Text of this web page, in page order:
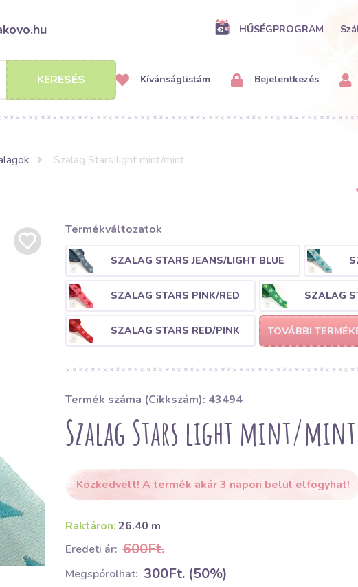
HŰSÉGPROGRAM
KERESÉS Kívánságlistám Bejelentkezés
Szalag Stars light mint/mint
Termékváltozatok
SZALAG STARS JEANS/LIGHT BLUE
SZALAG STARS PINK/RED SZALAG
SZALAG STARS RED/PINK TOVÁBBI
Termék száma (Cikkszám): 43494
Szalag Stars light mint/mint
Közkedvelt! A termék akár 3 napon belül elfogyhat!
Raktáron:26.40 m
Eredeti ár: 600Ft.
Megspórolhat: 300Ft. (50%)